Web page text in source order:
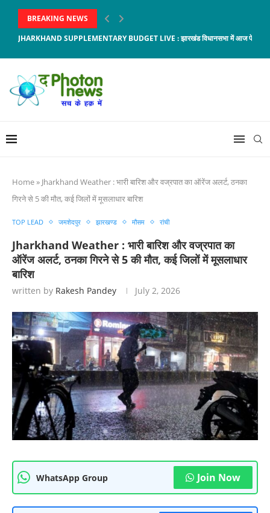
BREAKING NEWS
JHARKHAND SUPPLEMENTARY BUDGET LIVE : झारखंड विधानसभा में आज पेश
Home» Jharkhand Weather : भारी बारिश और वज्रपात का ऑरेंज अलर्ट, ठनका
गिरने से 5 की मौत, कई जिलों में मूसलाधार बारिश
TOP LEAD जमशेदपुर झारखण्ड मौसम रांची
Jharkhand Weather : भारी बारिश और वज्रपात का
ऑरेंज अलर्ट, ठनका गिरने से 5 की मौत, कई जिलों में मूसलाधार
बारिश
written by Rakesh Pandey July 2, 2026
WhatsApp Group Join Now